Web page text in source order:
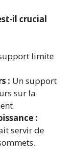
il crucial
limite
: Un support
sur la
:
servir de